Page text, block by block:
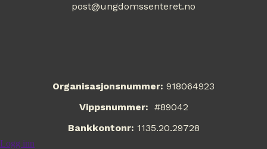
post@ungdomssenteret.no
Organisasjonsnummer: 918064923
Vippsnummer: #89042
Bankkontonr: 1135.20.29728
Logg inn